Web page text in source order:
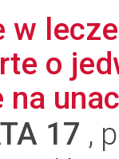
w
o
na
17 ,